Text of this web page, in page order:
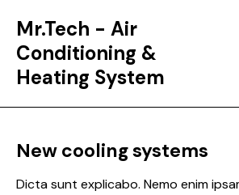
Mr.Tech - Air
Conditioning &
Heating System
New cooling systems
Dicta sunt explicabo. Nemo enim